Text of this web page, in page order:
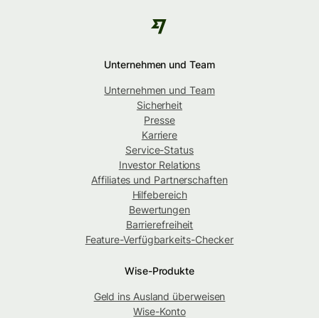
Unternehmen und Team
Unternehmen und Team
Sicherheit
Presse
Karriere
Service-Status
Investor Relations
Affiliates und Partnerschaften
Hilfebereich
Bewertungen
Barrierefreiheit
Feature-Verfügbarkeits-Checker
Wise-Produkte
Geld ins Ausland überweisen
Wise-Konto